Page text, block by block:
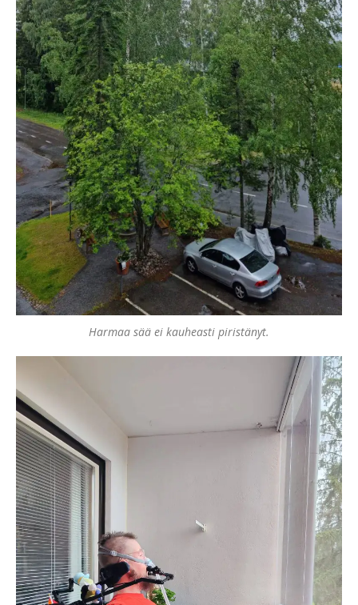
Harmaa sää ei kauheasti piristänyt.